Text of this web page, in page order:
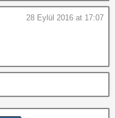
28 Eylül 2016 at 17:07